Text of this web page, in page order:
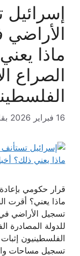
الأراضي
ماذا
الصراع
16 فبراير 2026
قرار حكومي
ماذا يعني؟ أقرت
تسجيل الأراضي في
للدولة المصادرة
الفلسطينيون
تسجيل مساحات